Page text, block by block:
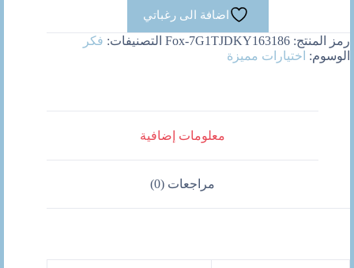
اضافة الى رغباتي
رمز المنتج: Fox-7G1TJDKY163186 التصنيفات: فكر
الوسوم: اختيارات مميزة
معلومات إضافية
مراجعات (0)